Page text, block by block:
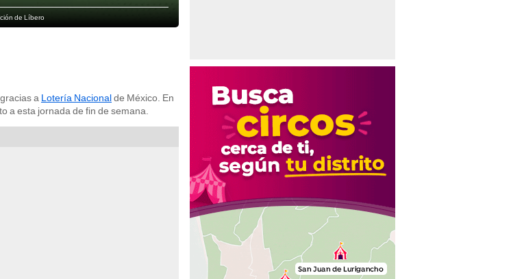
de Líbero
gracias a Lotería Nacionalde México. En
a esta jornada de fin de semana.